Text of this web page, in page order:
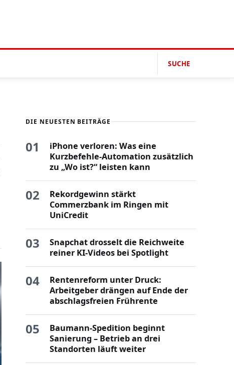
SUCHE
DIE NEUESTEN BEITRÄGE
01
iPhone verloren: Was eine
Kurzbefehle-Automation zusätzlich
zu „Wo ist?“ leisten kann
02
Rekordgewinn stärkt
Commerzbank im Ringen mit
UniCredit
03
Snapchat drosselt die Reichweite
reiner KI-Videos bei Spotlight
04
Rentenreform unter Druck:
Arbeitgeber drängen auf Ende der
abschlagsfreien Frührente
05
Baumann-Spedition beginnt
Sanierung – Betrieb an drei
Standorten läuft weiter